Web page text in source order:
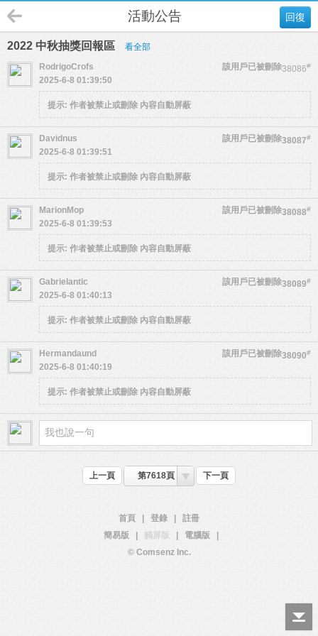
回復
活動公告
2022 中秋抽獎回報區 看全部
38086#
RodrigoCrofs
該用戶已被刪除
2025-6-8 01:39:50
提示: 作者被禁止或刪除 內容自動屏蔽
38087#
Davidnus
該用戶已被刪除
2025-6-8 01:39:51
提示: 作者被禁止或刪除 內容自動屏蔽
38088#
MarionMop
該用戶已被刪除
2025-6-8 01:39:53
提示: 作者被禁止或刪除 內容自動屏蔽
38089#
Gabrielantic
該用戶已被刪除
2025-6-8 01:40:13
提示: 作者被禁止或刪除 內容自動屏蔽
38090#
Hermandaund
該用戶已被刪除
2025-6-8 01:40:19
提示: 作者被禁止或刪除 內容自動屏蔽
上一頁 第7618頁 下一頁
首頁 登錄
註冊
簡易版
觸屏版 電腦版
© Comsenz Inc.